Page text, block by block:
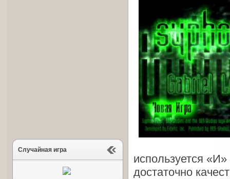
Случайная игра
используется
достаточно